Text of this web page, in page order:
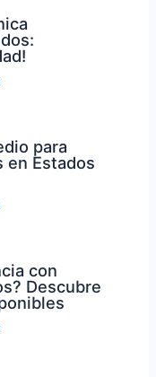
para
en Estados
con
Descubre